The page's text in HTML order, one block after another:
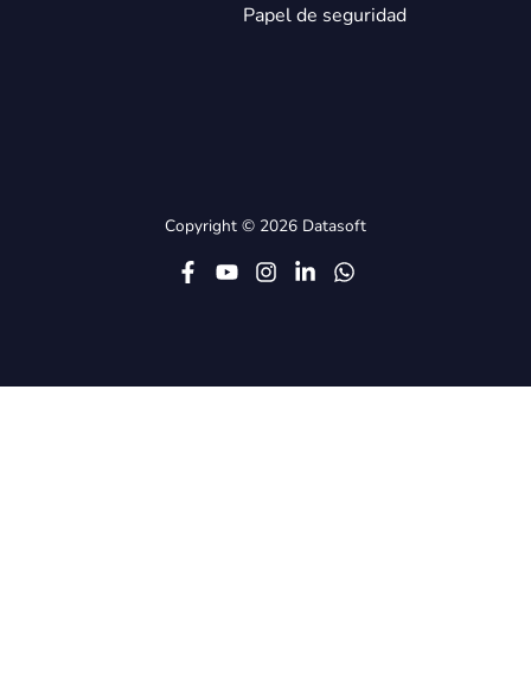
Papel de seguridad
Copyright © 2026 Datasoft